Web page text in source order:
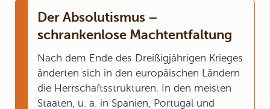
Der Absolutismus –
schrankenlose Machtentfaltung
Nach dem Ende des Dreißigjährigen Krieges
änderten sich in den europäischen Ländern
die Herrschaftsstrukturen. In den meisten
Staaten, u. a. in Spanien, Portugal und